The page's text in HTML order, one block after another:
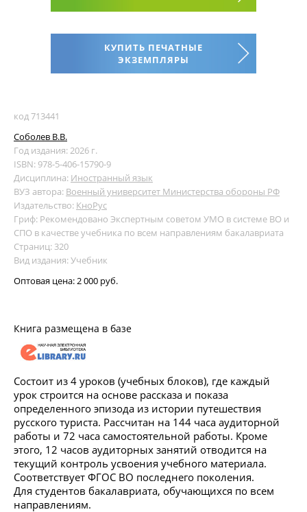
КУПИТЬ ПЕЧАТНЫЕ
ЭКЗЕМПЛЯРЫ
код 713441
Соболев В.В.
Год издания: 2026 г.
ISBN: 978-5-406-15790-9
Дисциплина: Иностранный язык
ВУЗ автора: Военный университет Министерства обороны РФ
Издательство: КноРус
Гриф: Рекомендовано Экспертным советом УМО в системе ВО и
СПО в качестве учебника по всем направлениям бакалавриата
Страниц: 320
Вид издания: Учебник
Оптовая цена:2 000 руб.
Книга размещена в базе
Состоит из 4 уроков (учебных блоков), где каждый
урок строится на основе рассказа и показа
определенного эпизода из истории путешествия
русского туриста. Рассчитан на 144 часа аудиторной
работы и 72 часа самостоятельной работы. Кроме
этого, 12 часов аудиторных занятий отводится на
текущий контроль усвоения учебного материала.
Соответствует ФГОС ВО последнего поколения.
Для студентов бакалавриата, обучающихся по всем
направлениям.